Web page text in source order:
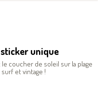
unique
coucher de soleil sur la plage
et vintage !